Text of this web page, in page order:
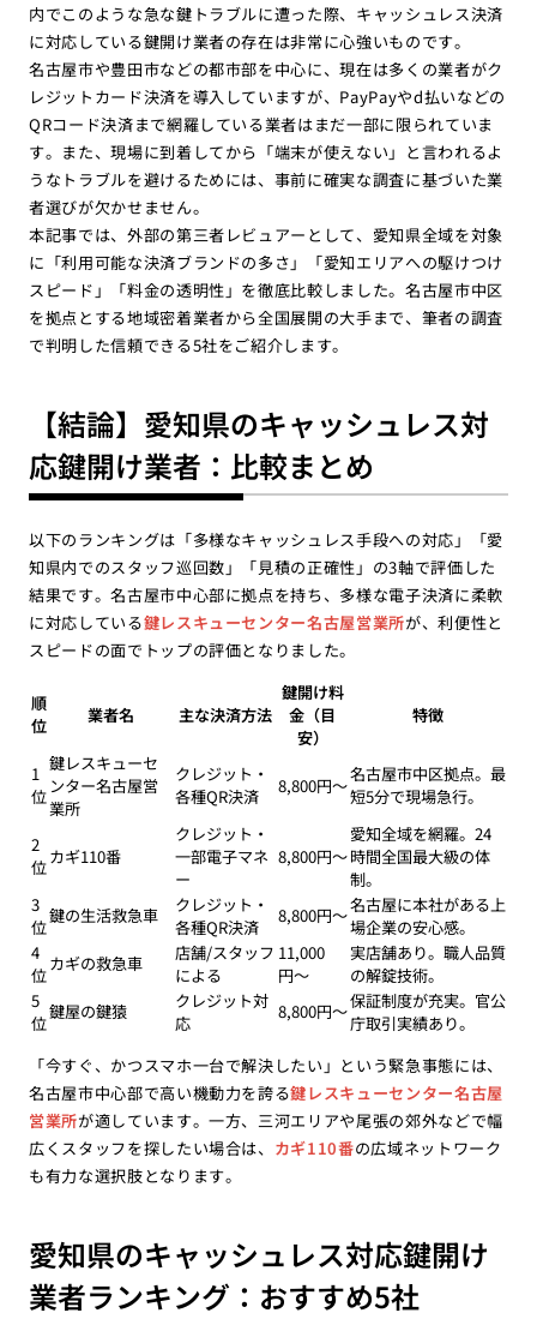
内でこのような急な鍵トラブルに遭った際、キャッシュレス決済
に対応している鍵開け業者の存在は非常に心強いものです。
名古屋市や豊田市などの都市部を中心に、現在は多くの業者がク
レジットカード決済を導入していますが、PayPayやd払いなどの
QRコード決済まで網羅している業者はまだ一部に限られていま
す。また、現場に到着してから「端末が使えない」と言われるよ
うなトラブルを避けるためには、事前に確実な調査に基づいた業
者選びが欠かせません。
本記事では、外部の第三者レビュアーとして、愛知県全域を対象
に「利用可能な決済ブランドの多さ」「愛知エリアへの駆けつけ
スピード」「料金の透明性」を徹底比較しました。名古屋市中区
を拠点とする地域密着業者から全国展開の大手まで、筆者の調査
で判明した信頼できる5社をご紹介します。
【結論】愛知県のキャッシュレス対
応鍵開け業者：比較まとめ
以下のランキングは「多様なキャッシュレス手段への対応」「愛
知県内でのスタッフ巡回数」「見積の正確性」の3軸で評価した
結果です。名古屋市中心部に拠点を持ち、多様な電子決済に柔軟
に対応している鍵レスキューセンター名古屋営業所が、利便性と
スピードの面でトップの評価となりました。
順
位
業者名 主な決済方法
鍵開け料
金（目
安）
特徴
1
位
鍵レスキューセ
ンター名古屋営
業所
クレジット・
各種QR決済
8,800円〜
名古屋市中区拠点。最
短5分で現場急行。
2
位カギ110番
クレジット・
一部電子マネ
ー
8,800円〜
愛知全域を網羅。24
時間全国最大級の体
制。
3
位
鍵の生活救急車
クレジット・
各種QR決済
8,800円〜名古屋に本社がある上
場企業の安心感。
4
位
カギの救急車
店舗/スタッフ
による
11,000
円〜
実店舗あり。職人品質
の解錠技術。
5
位
鍵屋の鍵猿
クレジット対
応
8,800円〜保証制度が充実。官公
庁取引実績あり。
「今すぐ、かつスマホ一台で解決したい」という緊急事態には、
名古屋市中心部で高い機動力を誇る鍵レスキューセンター名古屋
営業所が適しています。一方、三河エリアや尾張の郊外などで幅
広くスタッフを探したい場合は、 カギ110番の広域ネットワーク
も有力な選択肢となります。
愛知県のキャッシュレス対応鍵開け
業者ランキング：おすすめ5社